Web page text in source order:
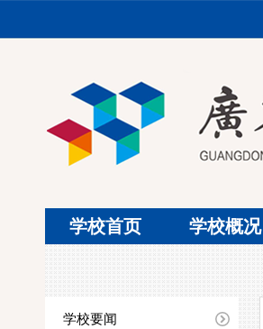
学校首页 学校概况
学校要闻